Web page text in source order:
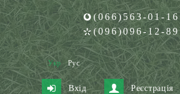
(066)563-01-16
(096)096-12-89
Укр Рус
Вхід Реєстрація